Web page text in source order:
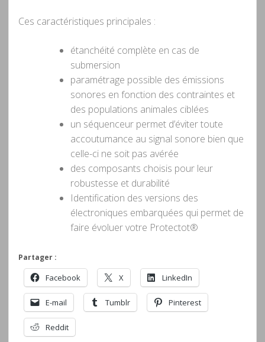
Ces caractéristiques principales :
étanchéité complète en cas de
submersion
paramétrage possible des émissions
sonores en fonction des contraintes et
des populations animales ciblées
un séquenceur permet d’éviter toute
accoutumance au signal sonore bien que
celle-ci ne soit pas avérée
des composants choisis pour leur
robustesse et durabilité
Identification des versions des
électroniques embarquées qui permet de
faire évoluer votre Protectot®
Partager :
Facebook X LinkedIn
E-mail Tumblr Pinterest
Reddit